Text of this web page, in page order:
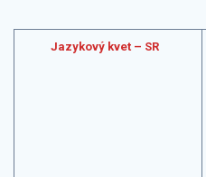
Jazykový kvet – SR